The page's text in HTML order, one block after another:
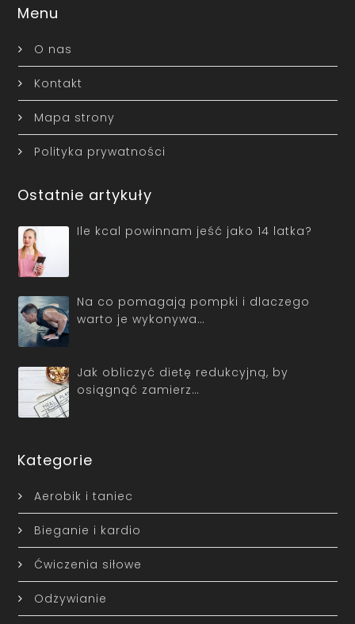
Menu
O nas
Kontakt
Mapa strony
Polityka prywatności
Ostatnie artykuły
Ile kcal powinnam jeść jako 14 latka?
Na co pomagają pompki i dlaczego
warto je wykonywa…
Jak obliczyć dietę redukcyjną, by
osiągnąć zamierz…
Kategorie
Aerobik i taniec
Bieganie i kardio
Ćwiczenia siłowe
Odżywianie